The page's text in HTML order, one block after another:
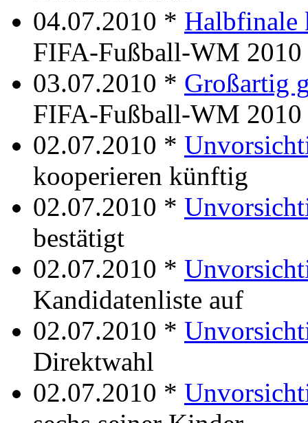
04.07.2010 * Halbfinale
FIFA-Fußball-WM 2010
03.07.2010 * Großartig
FIFA-Fußball-WM 2010
02.07.2010 *
kooperieren künftig
02.07.2010 *
bestätigt
02.07.2010 *
Kandidatenliste auf
02.07.2010 *
Direktwahl
02.07.2010 *